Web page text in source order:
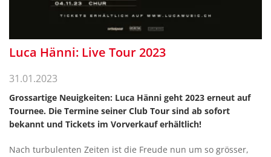
Luca Hänni: Live Tour 2023
31.01.2023
Grossartige Neuigkeiten: Luca Hänni geht 2023 erneut auf
Tournee. Die Termine seiner Club Tour sind ab sofort
bekannt und Tickets im Vorverkauf erhältlich!
Nach turbulenten Zeiten ist die Freude nun um so grösser,